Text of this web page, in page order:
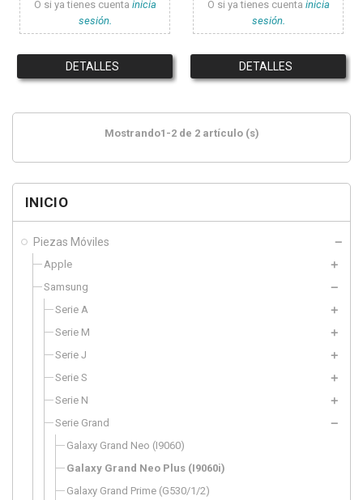
INICIO
Piezas Móviles
Apple
Samsung
Serie A
Serie M
Serie J
Serie S
Serie N
Serie Grand
Galaxy Grand Neo (I9060)
Galaxy Grand Neo Plus (I9060i)
Galaxy Grand Prime (G530/1/2)
O si ya tienes cuenta inicia
sesión.
DETALLES
O si ya tienes cuenta inicia
sesión.
DETALLES
Mostrando1-2 de 2 artículo (s)